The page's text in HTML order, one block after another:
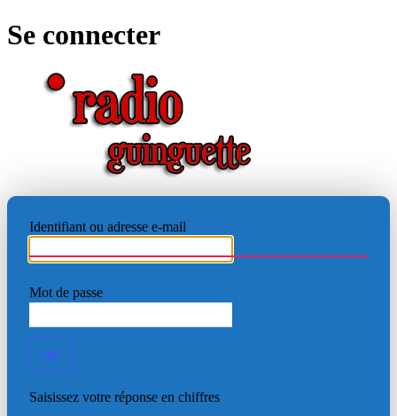
Se connecter
Identifiant ou adresse e-mail
Mot de passe
Saisissez votre réponse en chiffres